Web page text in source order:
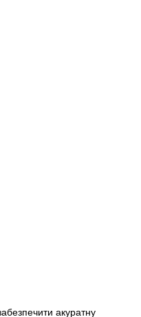
акуратну